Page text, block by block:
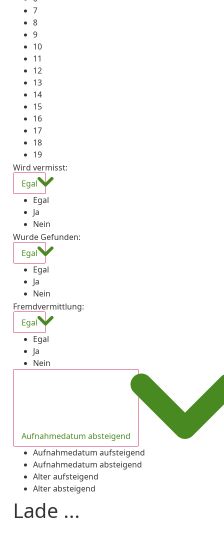
7
8
9
10
11
12
13
14
15
16
17
18
19
Wird vermisst:
Egal
Egal
Ja
Nein
Wurde Gefunden:
Egal
Egal
Ja
Nein
Fremdvermittlung:
Egal
Egal
Ja
Nein
Aufnahmedatum absteigend
Aufnahmedatum aufsteigend
Aufnahmedatum absteigend
Alter aufsteigend
Alter absteigend
Lade ...